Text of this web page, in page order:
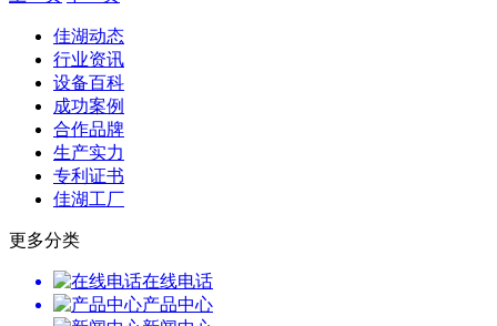
佳湖动态
行业资讯
设备百科
成功案例
合作品牌
生产实力
专利证书
佳湖工厂
更多分类
在线电话
产品中心